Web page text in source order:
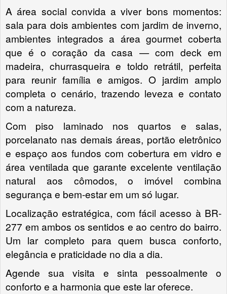
A área social convida a viver bons momentos:
sala para dois ambientes com jardim de inverno,
ambientes integrados a área gourmet coberta
que é o coração da casa — com deck em
madeira, churrasqueira e toldo retrátil, perfeita
para reunir família e amigos. O jardim amplo
completa o cenário, trazendo leveza e contato
com a natureza.
Com piso laminado nos quartos e salas,
porcelanato nas demais áreas, portão eletrônico
e espaço aos fundos com cobertura em vidro e
área ventilada que garante excelente ventilação
natural aos cômodos, o imóvel combina
segurança e bem-estar em um só lugar.
Localização estratégica, com fácil acesso à BR-
277 em ambos os sentidos e ao centro do bairro.
Um lar completo para quem busca conforto,
elegância e praticidade no dia a dia.
Agende sua visita e sinta pessoalmente o
conforto e a harmonia que este lar oferece.